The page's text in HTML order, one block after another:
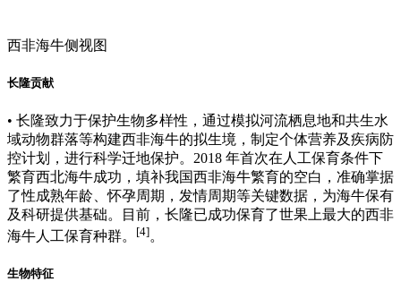
西非海牛侧视图
长隆贡献
• 长隆致力于保护生物多样性，通过模拟河流栖息地和共生水
域动物群落等构建西非海牛的拟生境，制定个体营养及疾病防
控计划，进行科学迁地保护。2018 年首次在人工保育条件下
繁育西北海牛成功，填补我国西非海牛繁育的空白，准确掌据
了性成熟年龄、怀孕周期，发情周期等关键数据，为海牛保有
及科研提供基础。目前，长隆已成功保育了世果上最大的西非
海牛人工保育种群。
[4]。
生物特征